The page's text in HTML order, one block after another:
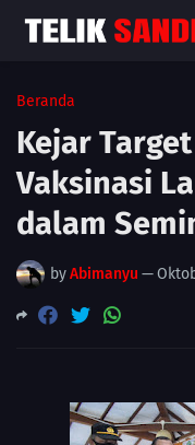
Beranda
Kejar
Vaksinasi
dalam
byAbimanyu —